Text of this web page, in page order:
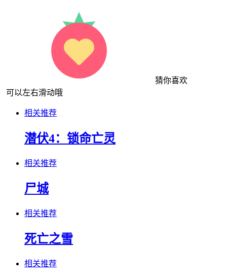
猜你喜欢
可以左右滑动哦
相关推荐
潜伏4：锁命亡灵
相关推荐
尸城
相关推荐
死亡之雪
相关推荐